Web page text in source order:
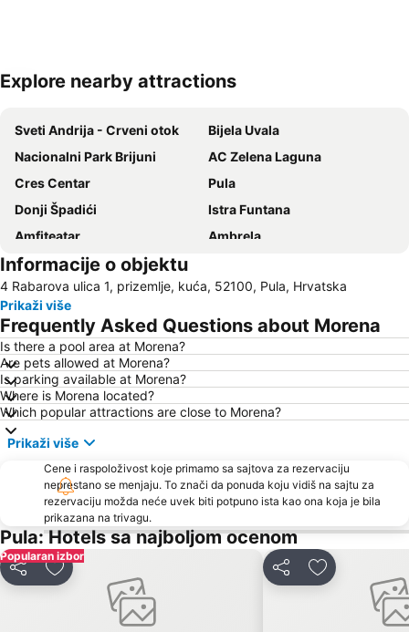
Explore nearby attractions
Sveti Andrija - Crveni otok
Bijela Uvala
Nacionalni Park Brijuni
AC Zelena Laguna
Cres Centar
Pula
Donji Špadići
Istra Funtana
Amfiteatar
Ambrela
Villas Rubin
Delfin
Obala maršala Tita
Brioni
Amarin
Stari Grad
AC Zelena Laguna
Istrian Riviera
FKK Ulika
Kap Kamenjak
Gradsko kupalište Poreč
Poreč 24 hours
Autobusna postaja Pula
Maslinica
Communal Palace
Pula Airport
Levan
Girandella
Koversada
Fisherman's Party
Parentium
Brulo
Informacije o objektu
4 Rabarova ulica 1, prizemlje, kuća, 52100, Pula, Hrvatska
Prikaži više
Frequently Asked Questions about Morena
Is there a pool area at Morena?
Are pets allowed at Morena?
Is parking available at Morena?
Where is Morena located?
Which popular attractions are close to Morena?
Prikaži više
Cene i raspoloživost koje primamo sa sajtova za rezervaciju
neprestano se menjaju. To znači da ponuda koju vidiš na sajtu za
rezervaciju možda neće uvek biti potpuno ista kao ona koja je bila
prikazana na trivagu.
Pula: Hotels sa najboljom ocenom
Popularan izbor
Deli Dodati u favorite Deli Dodati u